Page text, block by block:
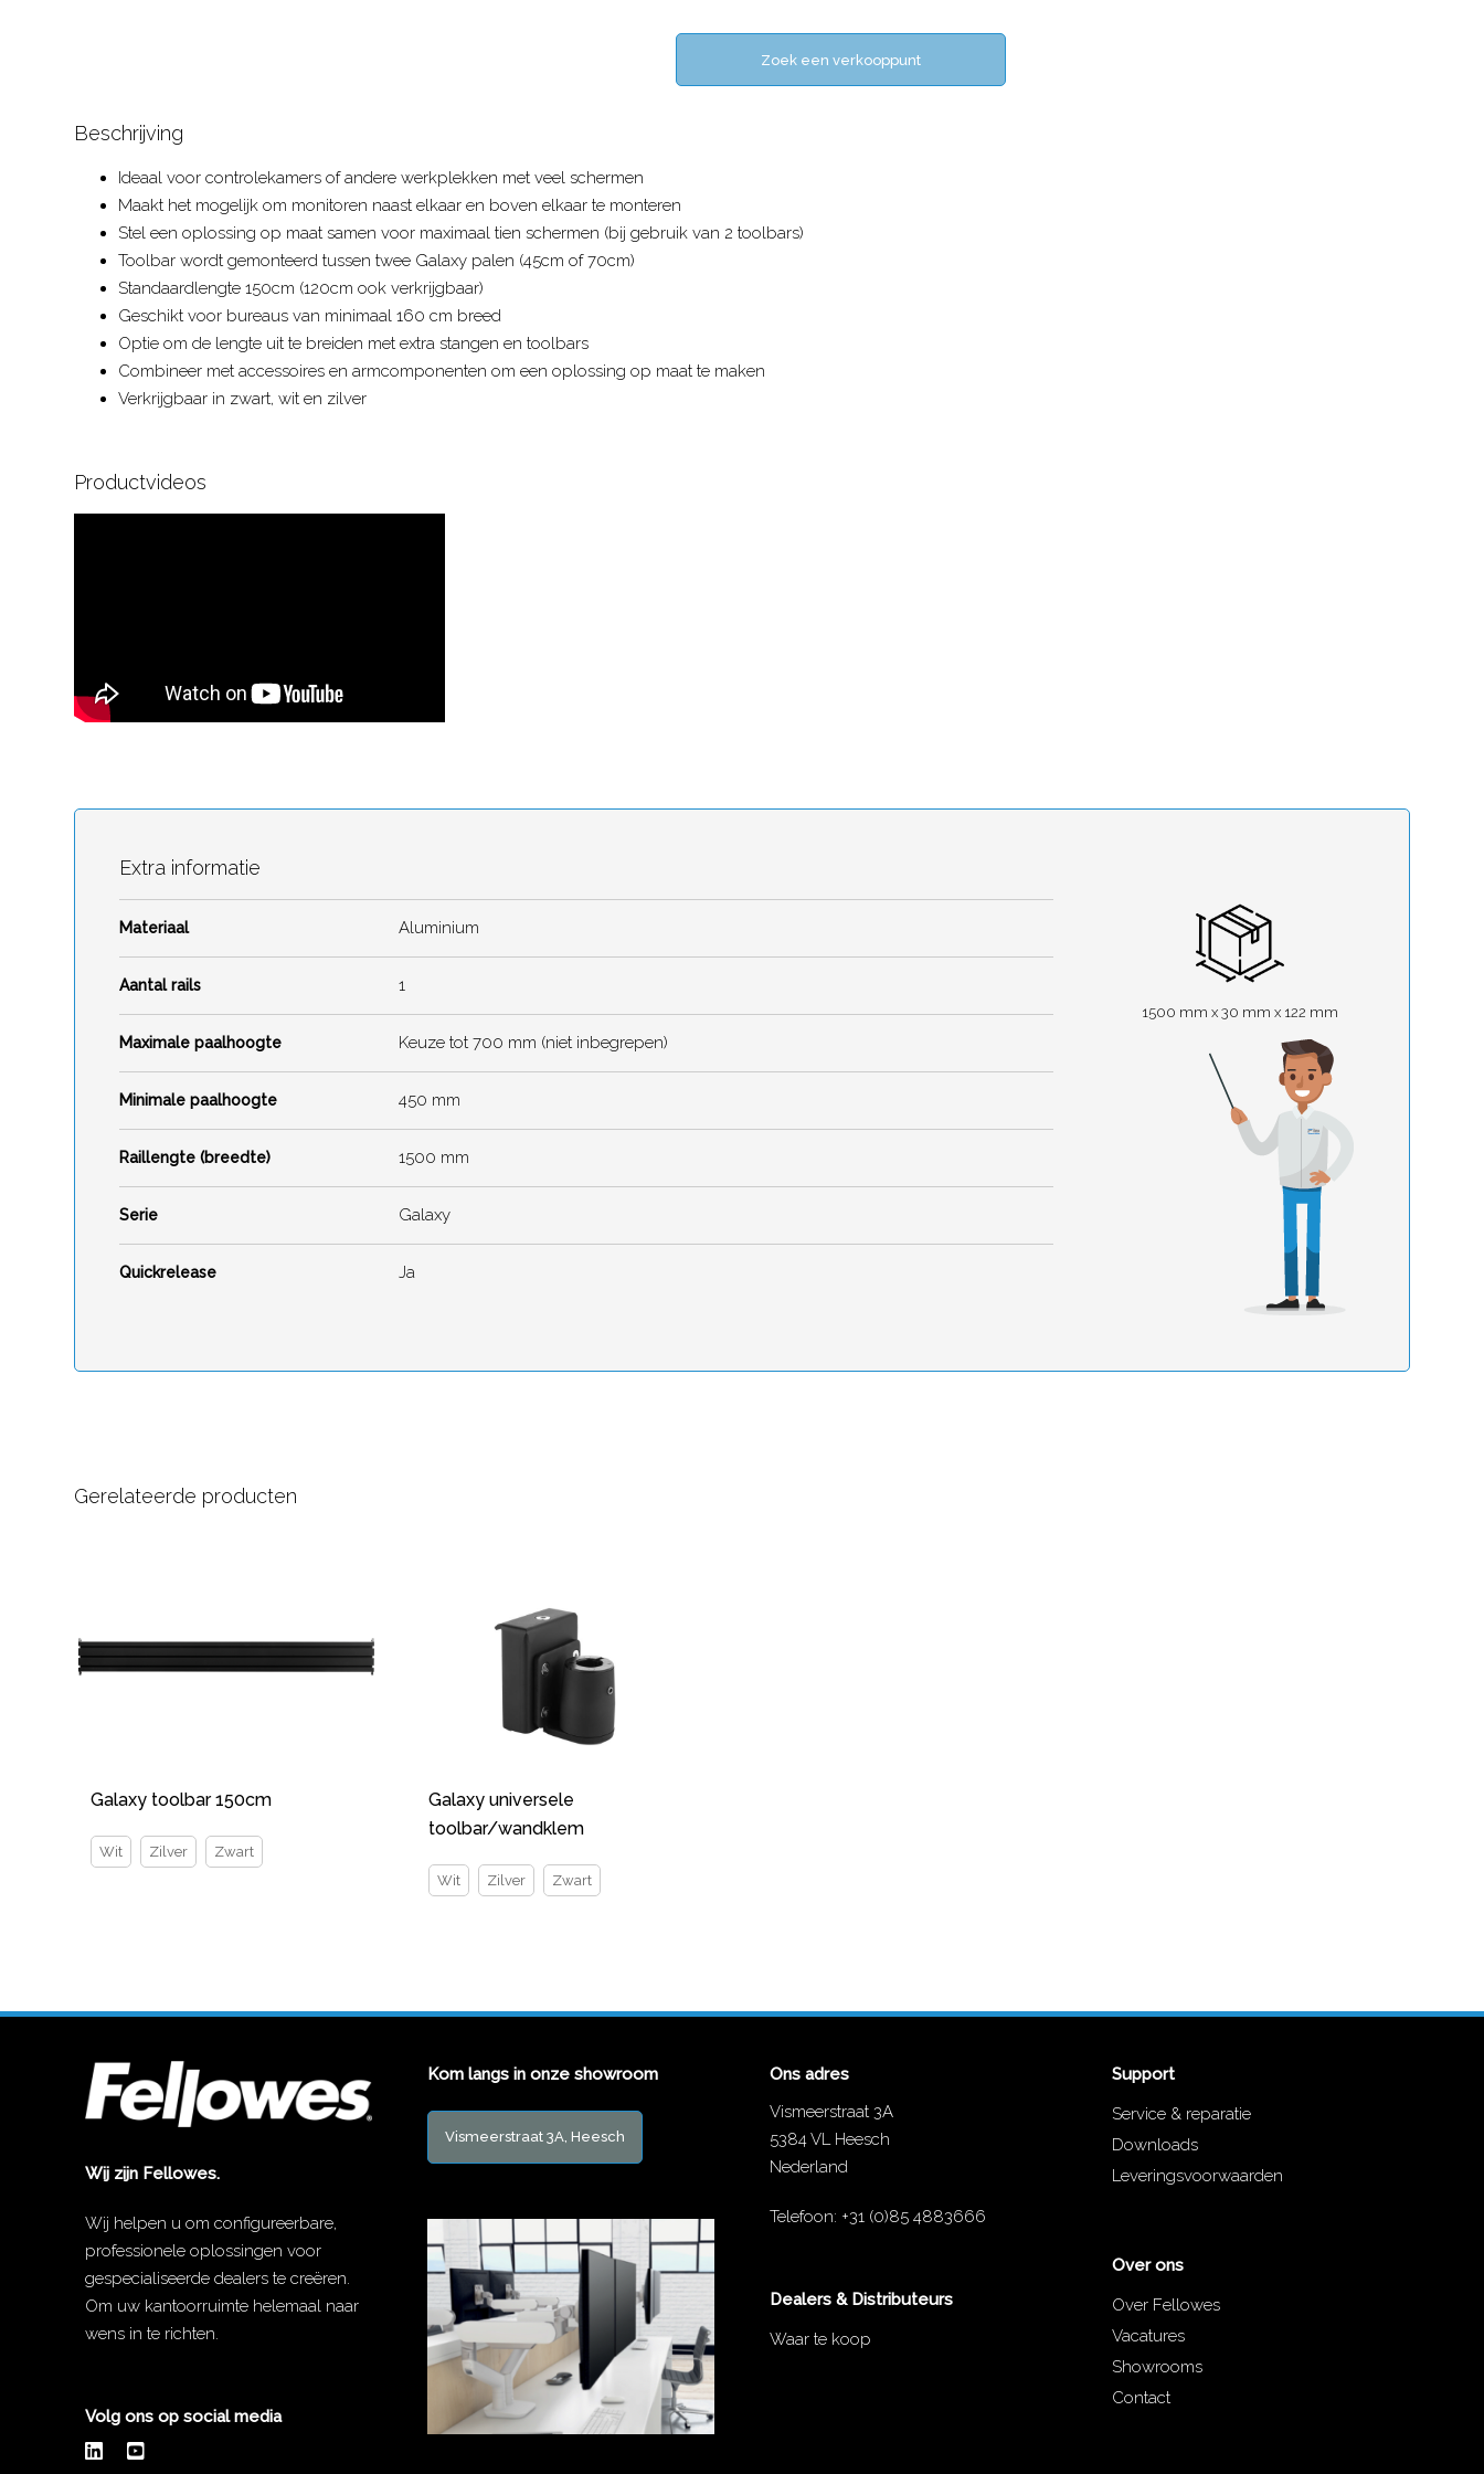
Zoek een verkooppunt
Beschrijving
Ideaal voor controlekamers of andere werkplekken met veel schermen
Maakt het mogelijk om monitoren naast elkaar en boven elkaar te monteren
Stel een oplossing op maat samen voor maximaal tien schermen (bij gebruik van 2 toolbars)
Toolbar wordt gemonteerd tussen twee Galaxy palen (45cm of 70cm)
Standaardlengte 150cm (120cm ook verkrijgbaar)
Geschikt voor bureaus van minimaal 160 cm breed
Optie om de lengte uit te breiden met extra stangen en toolbars
Combineer met accessoires en armcomponenten om een oplossing op maat te maken
Verkrijgbaar in zwart, wit en zilver
Productvideos
Extra informatie
Materiaal Aluminium
Aantal rails 1
Maximale paalhoogte Keuze tot 700 mm (niet inbegrepen)
Minimale paalhoogte 450 mm
Raillengte (breedte) 1500 mm
Serie Galaxy
Quickrelease Ja
1500 mm x 30 mm x 122 mm
Gerelateerde producten
Galaxy toolbar 150cm
Wit Zilver Zwart
Galaxy universele
toolbar/wandklem
Wit Zilver Zwart
Wij zijn Fellowes.
Wij helpen u om configureerbare,
professionele oplossingen voor
gespecialiseerde dealers te creëren.
Om uw kantoorruimte helemaal naar
wens in te richten.
Volg ons op social media
Kom langs in onze showroom
Vismeerstraat 3A, Heesch
Ons adres
Vismeerstraat 3A
5384 VL Heesch
Nederland
Telefoon: +31 (0)85 4883666
Dealers & Distributeurs
Waar te koop
Support
Service & reparatie
Downloads
Leveringsvoorwaarden
Over ons
Over Fellowes
Vacatures
Showrooms
Contact